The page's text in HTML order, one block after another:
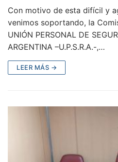
Con motivo de esta difícil y
venimos soportando, la
UNIÓN PERSONAL DE
ARGENTINA –U.P.S.R.A.-,…
LEER MÁS →